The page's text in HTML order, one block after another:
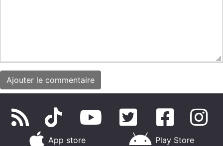
App store Play Store